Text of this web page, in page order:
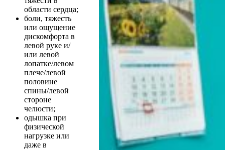
области сердца;
боли, тяжесть
или ощущение
дискомфорта в
левой руке и/
или левой
лопатке/левом
плече/левой
половине
спины/левой
стороне
челюсти;
одышка при
физической
нагрузке или
даже в